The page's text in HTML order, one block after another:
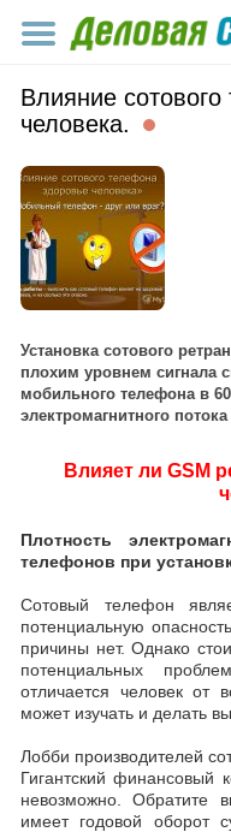
Влияние
человека.
Установка сотового
плохим уровнем сигнала
мобильного телефона в
электромагнитного
Влияет ли GSM
Плотность
телефонов при
Сотовый телефон
потенциальную
причины нет. Однако
потенциальных
отличается человек от
может изучать и делать
Лобби производителей
Гигантский финансовый
невозможно. Обратите
имеет годовой оборот